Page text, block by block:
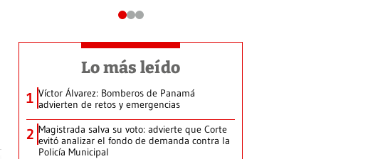
Lo más leído
1 Víctor Álvarez: Bomberos de Panamá
advierten de retos y emergencias
2 Magistrada salva su voto: advierte que Corte
evitó analizar el fondo de demanda contra la
Policía Municipal